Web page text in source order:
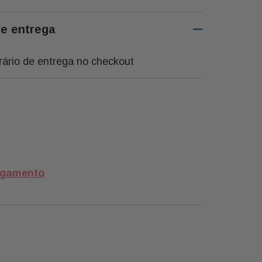
entrega
de entrega no checkout